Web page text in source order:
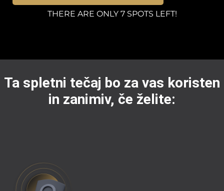
THERE ARE ONLY 7 SPOTS LEFT!
Ta spletni tečaj bo za vas koristen
in zanimiv, če želite: